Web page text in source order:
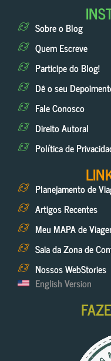
Sobre o Blog
Quem Escreve
Participe do Blog!
Dê o seu
Fale Conosco
Direito Autoral
Política de
Planejamento de
Artigos Recentes
Meu MAPA de
Saia da Zona de
Nossos WebStories
English Version